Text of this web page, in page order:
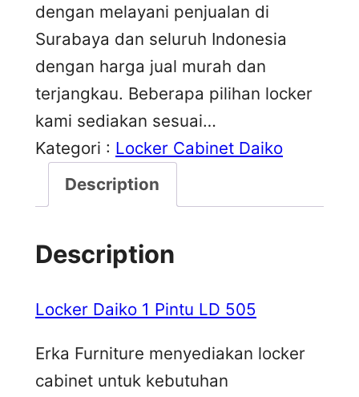
dengan melayani penjualan di
Surabaya dan seluruh Indonesia
dengan harga jual murah dan
terjangkau. Beberapa pilihan locker
kami sediakan sesuai…
Kategori : Locker Cabinet Daiko
Description
Description
Locker Daiko 1 Pintu LD 505
Erka Furniture menyediakan locker
cabinet untuk kebutuhan